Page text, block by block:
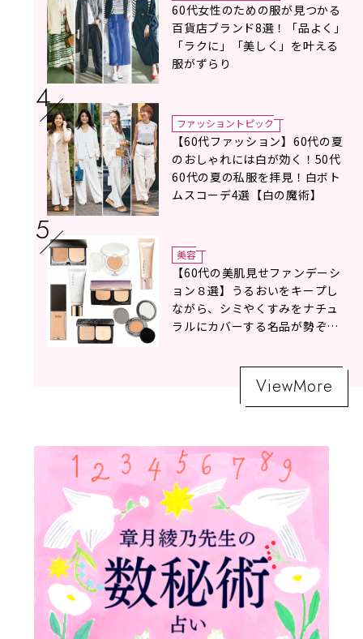
60代女性のための服が見つかる
百貨店ブランド8選！「品よく」
「ラクに」「美しく」を叶える
服がずらり
ファッショントピック
【60代ファッション】60代の夏
のおしゃれには白が効く！50代
60代の夏の私服を拝見！白ボト
ムスコーデ4選【白の魔術】
美容
【60代の美肌見せファンデーシ
ョン８選】うるおいをキープし
ながら、シミやくすみをナチュ
ラルにカバーする名品が勢ぞろ
ViewMore